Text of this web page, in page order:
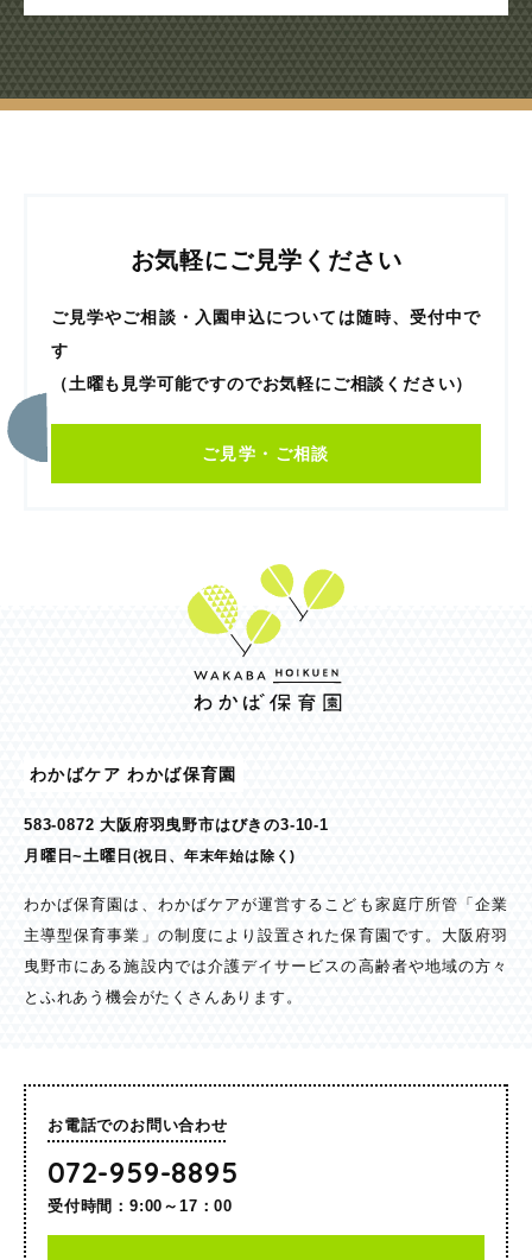
お気軽にご見学ください
ご見学やご相談・入園申込については随時、受付中で
す
（土曜も見学可能ですのでお気軽にご相談ください）
ご見学・ご相談
わかばケア わかば保育園
583-0872 大阪府羽曳野市はびきの3-10-1
月曜日~土曜日 (祝日、年末年始は除く)
わかば保育園は、わかばケアが運営するこども家庭庁所管「企業
主導型保育事業」の制度により設置された保育園です。大阪府羽
曳野市にある施設内では介護デイサービスの高齢者や地域の方々
とふれあう機会がたくさんあります。
お電話でのお問い合わせ
072-959-8895
受付時間：9:00～17：00